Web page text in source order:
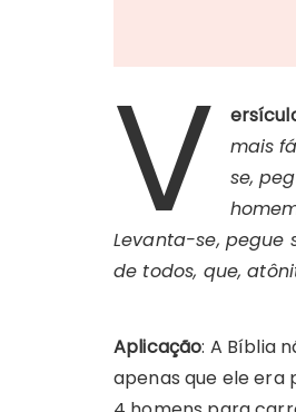
V
mais
se,
Levanta-se, pegue
de todos, que,
Aplicação: A Bíblia
apenas que ele era